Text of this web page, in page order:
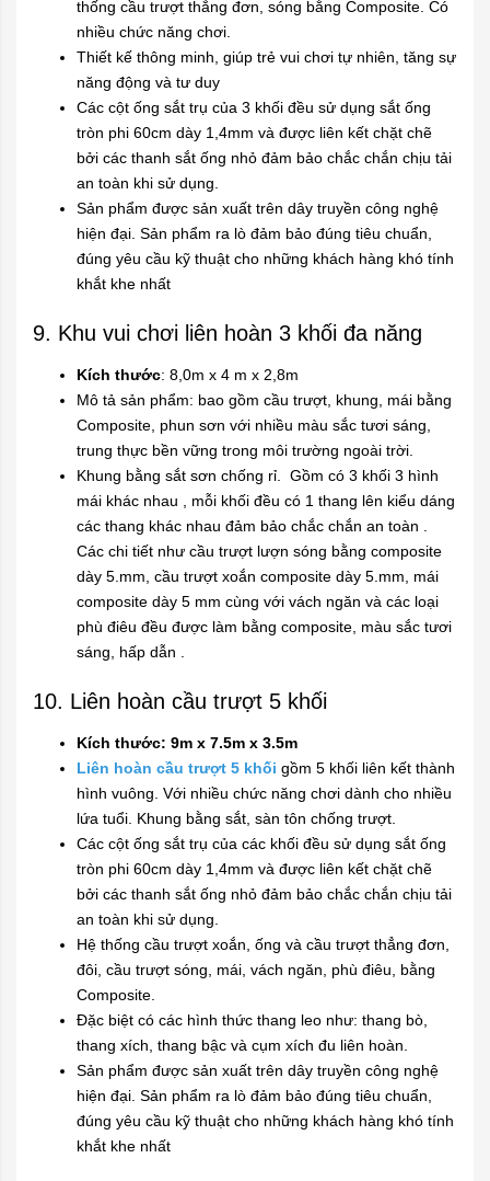
thống cầu trượt thẳng đơn, sóng bằng Composite. Có
nhiều chức năng chơi.
Thiết kế thông minh, giúp trẻ vui chơi tự nhiên, tăng sự
năng động và tư duy
Các cột ống sắt trụ của 3 khối đều sử dụng sắt ống
tròn phi 60cm dày 1,4mm và được liên kết chặt chẽ
bởi các thanh sắt ống nhỏ đảm bảo chắc chắn chịu tải
an toàn khi sử dụng.
Sản phẩm được sản xuất trên dây truyền công nghệ
hiện đại. Sản phẩm ra lò đảm bảo đúng tiêu chuẩn,
đúng yêu cầu kỹ thuật cho những khách hàng khó tính
khắt khe nhất
9. Khu vui chơi liên hoàn 3 khối đa năng
Kích thước: 8,0m x 4 m x 2,8m
Mô tả sản phẩm: bao gồm cầu trượt, khung, mái bằng
Composite, phun sơn với nhiều màu sắc tươi sáng,
trung thực bền vững trong môi trường ngoài trời.
Khung bằng sắt sơn chống rỉ. Gồm có 3 khối 3 hình
mái khác nhau , mỗi khối đều có 1 thang lên kiểu dáng
các thang khác nhau đảm bảo chắc chắn an toàn .
Các chi tiết như cầu trượt lượn sóng bằng composite
dày 5.mm, cầu trượt xoắn composite dày 5.mm, mái
composite dày 5 mm cùng với vách ngăn và các loại
phù điêu đều được làm bằng composite, màu sắc tươi
sáng, hấp dẫn .
10. Liên hoàn cầu trượt 5 khối
Kích thước: 9m x 7.5m x 3.5m
Liên hoàn cầu trượt 5 khối gồm 5 khối liên kết thành
hình vuông. Với nhiều chức năng chơi dành cho nhiều
lứa tuổi. Khung bằng sắt, sàn tôn chống trượt.
Các cột ống sắt trụ của các khối đều sử dụng sắt ống
tròn phi 60cm dày 1,4mm và được liên kết chặt chẽ
bởi các thanh sắt ống nhỏ đảm bảo chắc chắn chịu tải
an toàn khi sử dụng.
Hệ thống cầu trượt xoắn, ống và cầu trượt thẳng đơn,
đôi, cầu trượt sóng, mái, vách ngăn, phù điêu, bằng
Composite.
Đặc biệt có các hình thức thang leo như: thang bò,
thang xích, thang bậc và cụm xích đu liên hoàn.
Sản phẩm được sản xuất trên dây truyền công nghệ
hiện đại. Sản phẩm ra lò đảm bảo đúng tiêu chuẩn,
đúng yêu cầu kỹ thuật cho những khách hàng khó tính
khắt khe nhất